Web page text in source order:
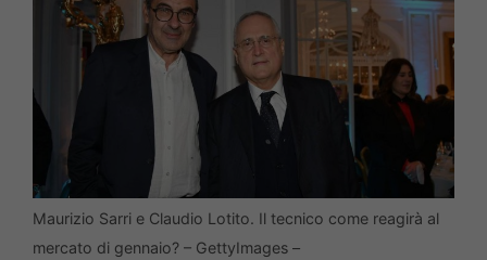
Maurizio Sarri e Claudio Lotito. Il tecnico come reagirà al
mercato di gennaio? – GettyImages –